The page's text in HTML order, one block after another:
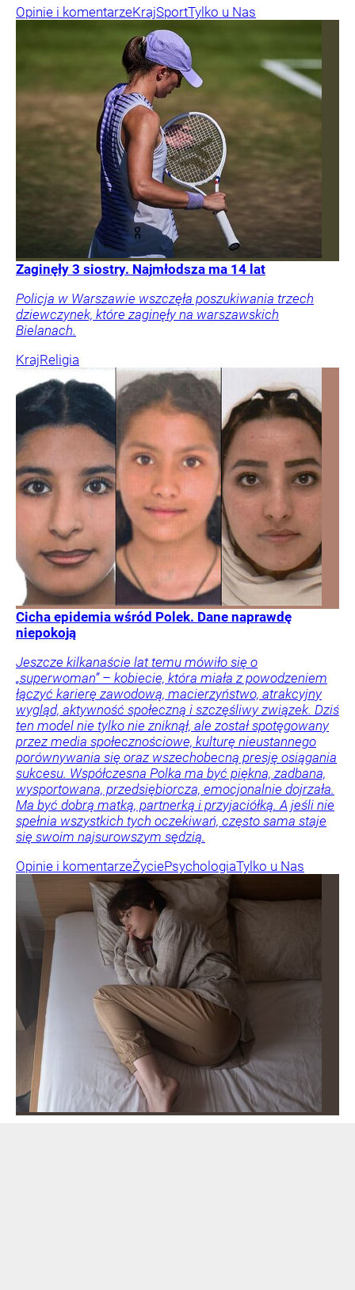
Opinie i komentarzeKrajSportTylko u Nas
Zaginęły 3 siostry. Najmłodsza ma 14 lat
Policja w Warszawie wszczęła poszukiwania trzech
dziewczynek, które zaginęły na warszawskich
Bielanach.
KrajReligia
Cicha epidemia wśród Polek. Dane naprawdę
niepokoją
Jeszcze kilkanaście lat temu mówiło się o
„superwoman” – kobiecie, która miała z powodzeniem
łączyć karierę zawodową, macierzyństwo, atrakcyjny
wygląd, aktywność społeczną i szczęśliwy związek. Dziś
ten model nie tylko nie zniknął, ale został spotęgowany
przez media społecznościowe, kulturę nieustannego
porównywania się oraz wszechobecną presję osiągania
sukcesu. Współczesna Polka ma być piękna, zadbana,
wysportowana, przedsiębiorcza, emocjonalnie dojrzała.
Ma być dobrą matką, partnerką i przyjaciółką. A jeśli nie
spełnia wszystkich tych oczekiwań, często sama staje
się swoim najsurowszym sędzią.
Opinie i komentarzeŻyciePsychologiaTylko u Nas